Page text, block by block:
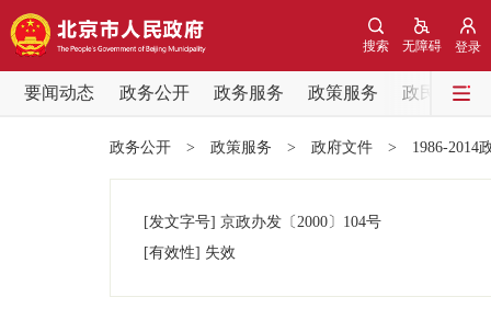
登录
无障碍
搜索
要闻动态 政务公开 政务服务 政策服务
政民互动
党中央精神
政务公开 > 政策服务 > 政府文件 > 1986-2014
[发文字号] 京政办发 〔2000〕 104号
[有效性] 失效